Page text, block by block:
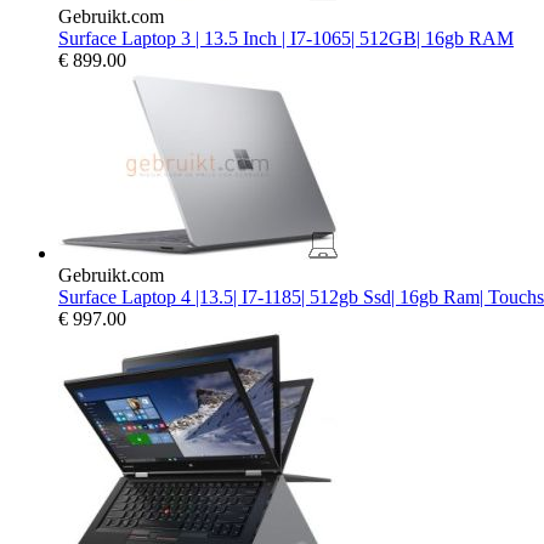
Gebruikt.com
Surface Laptop 3 | 13.5 Inch | I7-1065| 512GB| 16gb RAM
€ 899.00
Gebruikt.com
Surface Laptop 4 |13.5| I7-1185| 512gb Ssd| 16gb Ram|
€ 997.00